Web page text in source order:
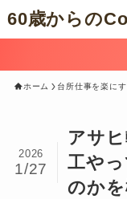
60歳からの
ホーム 台所仕事を楽にす
アサ
工や
のか
2026
1/27